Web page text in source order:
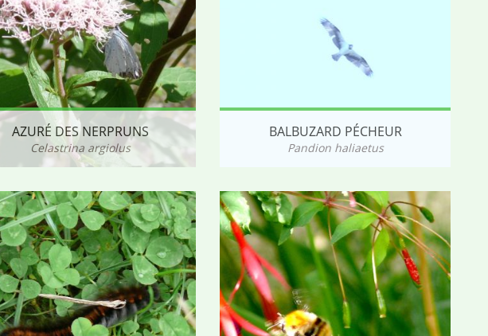
AZURÉ DES NERPRUNS
Celastrina argiolus
BALBUZARD PÉCHEUR
Pandion haliaetus